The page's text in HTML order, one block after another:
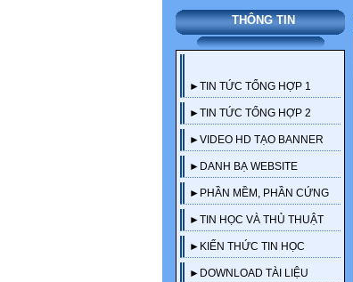
THÔNG TIN
►TIN TỨC TỔNG HỢP 1
►TIN TỨC TỔNG HỢP 2
►VIDEO HD TẠO BANNER
►DANH BẠ WEBSITE
►PHẦN MỀM, PHẦN CỨNG
►TIN HỌC VÀ THỦ THUẬT
►KIẾN THỨC TIN HỌC
►DOWNLOAD TÀI LIỆU